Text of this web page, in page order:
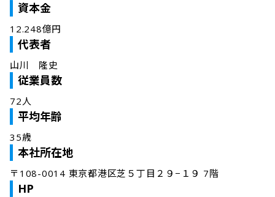
資本金
12.248億円
代表者
山川　隆史
従業員数
72人
平均年齢
35歳
本社所在地
〒108-0014 東京都港区芝５丁目２９−１９ 7階
HP